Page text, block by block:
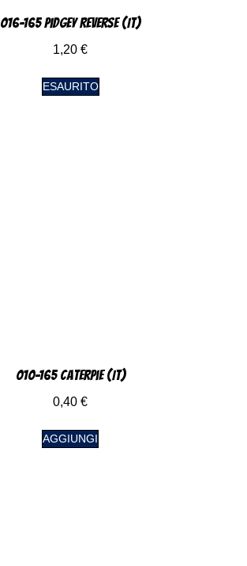
016-165 Pidgey Reverse (IT)
1,20 €
ESAURITO
010-165 Caterpie (IT)
0,40 €
AGGIUNGI